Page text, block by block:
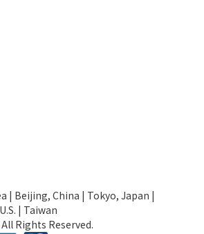
| Beijing, China | Tokyo, Japan |
| Taiwan
Rights Reserved.